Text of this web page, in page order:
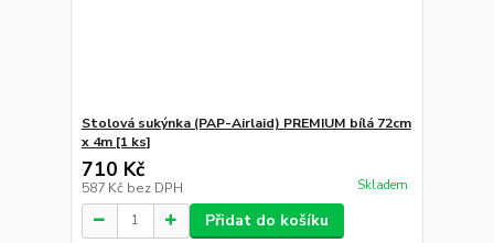
Stolová sukýnka (PAP-Airlaid) PREMIUM bílá 72cm
x 4m [1 ks]
710 Kč
587 Kč bez DPH Skladem
Přidat do košíku